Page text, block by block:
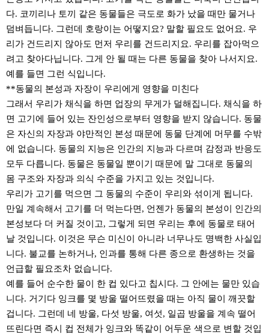
다. 코끼리나 토끼 같은 동물들은 극도로 화가 났을 때만 물거나
덤벼듭니다. 그런데 호랑이는 어떻지요? 말할 필요도 없어요. 우
리가 건드리지 않아도 먼저 우리를 건드리지요. 우리를 잡아먹으
려고 찾아다닙니다. 그게 안 될 때는 다른 동물을 찾아 나서지요.
예를 들면 그런 식입니다.
**동물의 본성과 자장이 우리에게 영향을 미친다
그래서 우리가 채식을 하면 업장의 무게가 덜해집니다. 채식을 하
면 고기에 들어 있는 잔인성으로부터 영향을 받지 않습니다. 동물
은 자신의 자장과 야만적인 본성 때문에 동물 단계에 머무를 수밖
에 없습니다. 동물의 지능은 인간의 지능과 다르며 감정과 반응도
모두 다릅니다. 동물은 동물일 뿐이기 때문에 말 그대로 동물의
몸 구조와 자장과 의식 수준을 가지고 있는 것입니다.
우리가 고기를 먹으면 그 동물의 수준이 우리와 섞이게 됩니다.
만일 계속해서 고기를 더 먹는다면, 언젠가 동물의 본성이 인간의
본성보다 더 커질 것이고, 그렇게 되면 우리는 후에 동물로 태어
날 것입니다. 이것은 무슨 미신이 아니라 너무나도 명백한 사실입
니다. 불교를 논하거나, 인과를 통해 다른 종으로 환생하는 것을
언급할 필요조차 없습니다.
예를 들어 순수한 물이 한 컵 있다고 칩시다. 그 안에는 물만 있습
니다. 거기다 잉크를 몇 방울 떨어뜨렸을 때는 아직 물이 깨끗할
겁니다. 그런데 네 방울, 다섯 방울, 여섯, 일곱 방울을 계속 떨어
뜨린다면 즉시 컵 전체가 잉크와 똑같이 어두운 색으로 변할 것입